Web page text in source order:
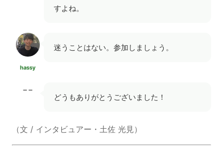
すよね。
hassy
迷うことはない。参加しましょう。
−−
どうもありがとうございました！
（文 / インタビュアー・土佐 光見）